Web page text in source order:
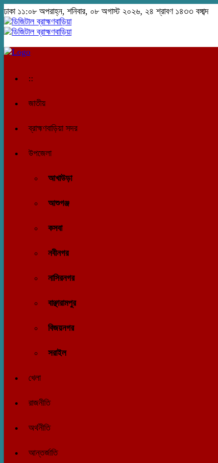
ঢাকা ১১:০৮ অপরাহ্ন, শনিবার, ০৮ অগাস্ট ২০২৬, ২৪ শ্রাবণ ১৪৩৩ বঙ্গাব্দ
::
জাতীয়
ব্রাহ্মণবাড়িয়া সদর
উপজেলা
আখাউড়া
আশুগঞ্জ
কসবা
নবীনগর
নাসিরনগর
বাঞ্ছারামপুর
বিজয়নগর
সরাইল
খেলা
রাজনীতি
অর্থনীতি
আন্তর্জাতি